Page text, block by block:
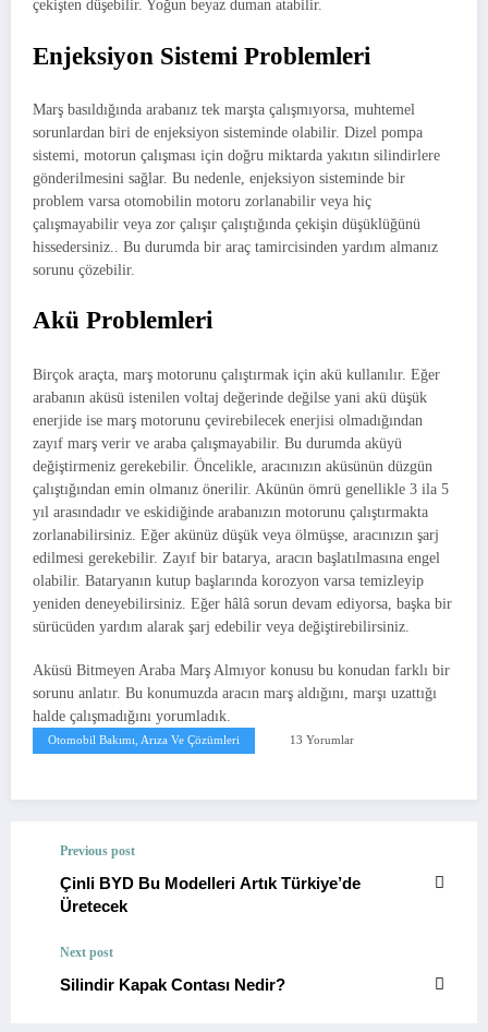
çekişten düşebilir. Yoğun beyaz duman atabilir.
Enjeksiyon Sistemi Problemleri
Marş basıldığında arabanız tek marşta çalışmıyorsa, muhtemel
sorunlardan biri de enjeksiyon sisteminde olabilir. Dizel pompa
sistemi, motorun çalışması için doğru miktarda yakıtın silindirlere
gönderilmesini sağlar. Bu nedenle, enjeksiyon sisteminde bir
problem varsa otomobilin motoru zorlanabilir veya hiç
çalışmayabilir veya zor çalışır çalıştığında çekişin düşüklüğünü
hissedersiniz.. Bu durumda bir araç tamircisinden yardım almanız
sorunu çözebilir.
Akü Problemleri
Birçok araçta, marş motorunu çalıştırmak için akü kullanılır. Eğer
arabanın aküsü istenilen voltaj değerinde değilse yani akü düşük
enerjide ise marş motorunu çevirebilecek enerjisi olmadığından
zayıf marş verir ve araba çalışmayabilir. Bu durumda aküyü
değiştirmeniz gerekebilir. Öncelikle, aracınızın aküsünün düzgün
çalıştığından emin olmanız önerilir. Akünün ömrü genellikle 3 ila 5
yıl arasındadır ve eskidiğinde arabanızın motorunu çalıştırmakta
zorlanabilirsiniz. Eğer akünüz düşük veya ölmüşse, aracınızın şarj
edilmesi gerekebilir. Zayıf bir batarya, aracın başlatılmasına engel
olabilir. Bataryanın kutup başlarında korozyon varsa temizleyip
yeniden deneyebilirsiniz. Eğer hâlâ sorun devam ediyorsa, başka bir
sürücüden yardım alarak şarj edebilir veya değiştirebilirsiniz.
Aküsü Bitmeyen Araba Marş Almıyor konusu bu konudan farklı bir
sorunu anlatır. Bu konumuzda aracın marş aldığını, marşı uzattığı
halde çalışmadığını yorumladık.
Otomobil Bakımı, Arıza Ve Çözümleri 13 Yorumlar
Previous post
Çinli BYD Bu Modelleri Artık Türkiye’de
Üretecek
Next post
Silindir Kapak Contası Nedir?